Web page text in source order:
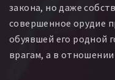
закона, но даже
совершенное орудие
обуявшей его родной
врагам, а в
На его стороне закон